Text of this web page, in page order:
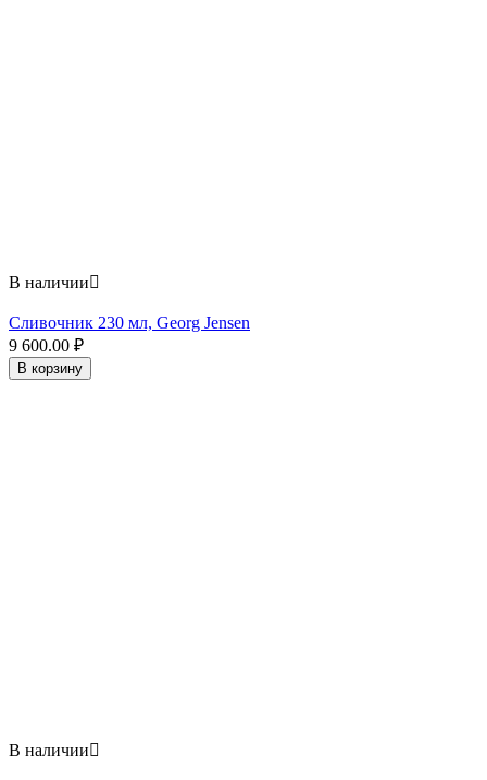
В наличии
Сливочник 230 мл, Georg Jensen
9 600.00 ₽
В корзину
В наличии